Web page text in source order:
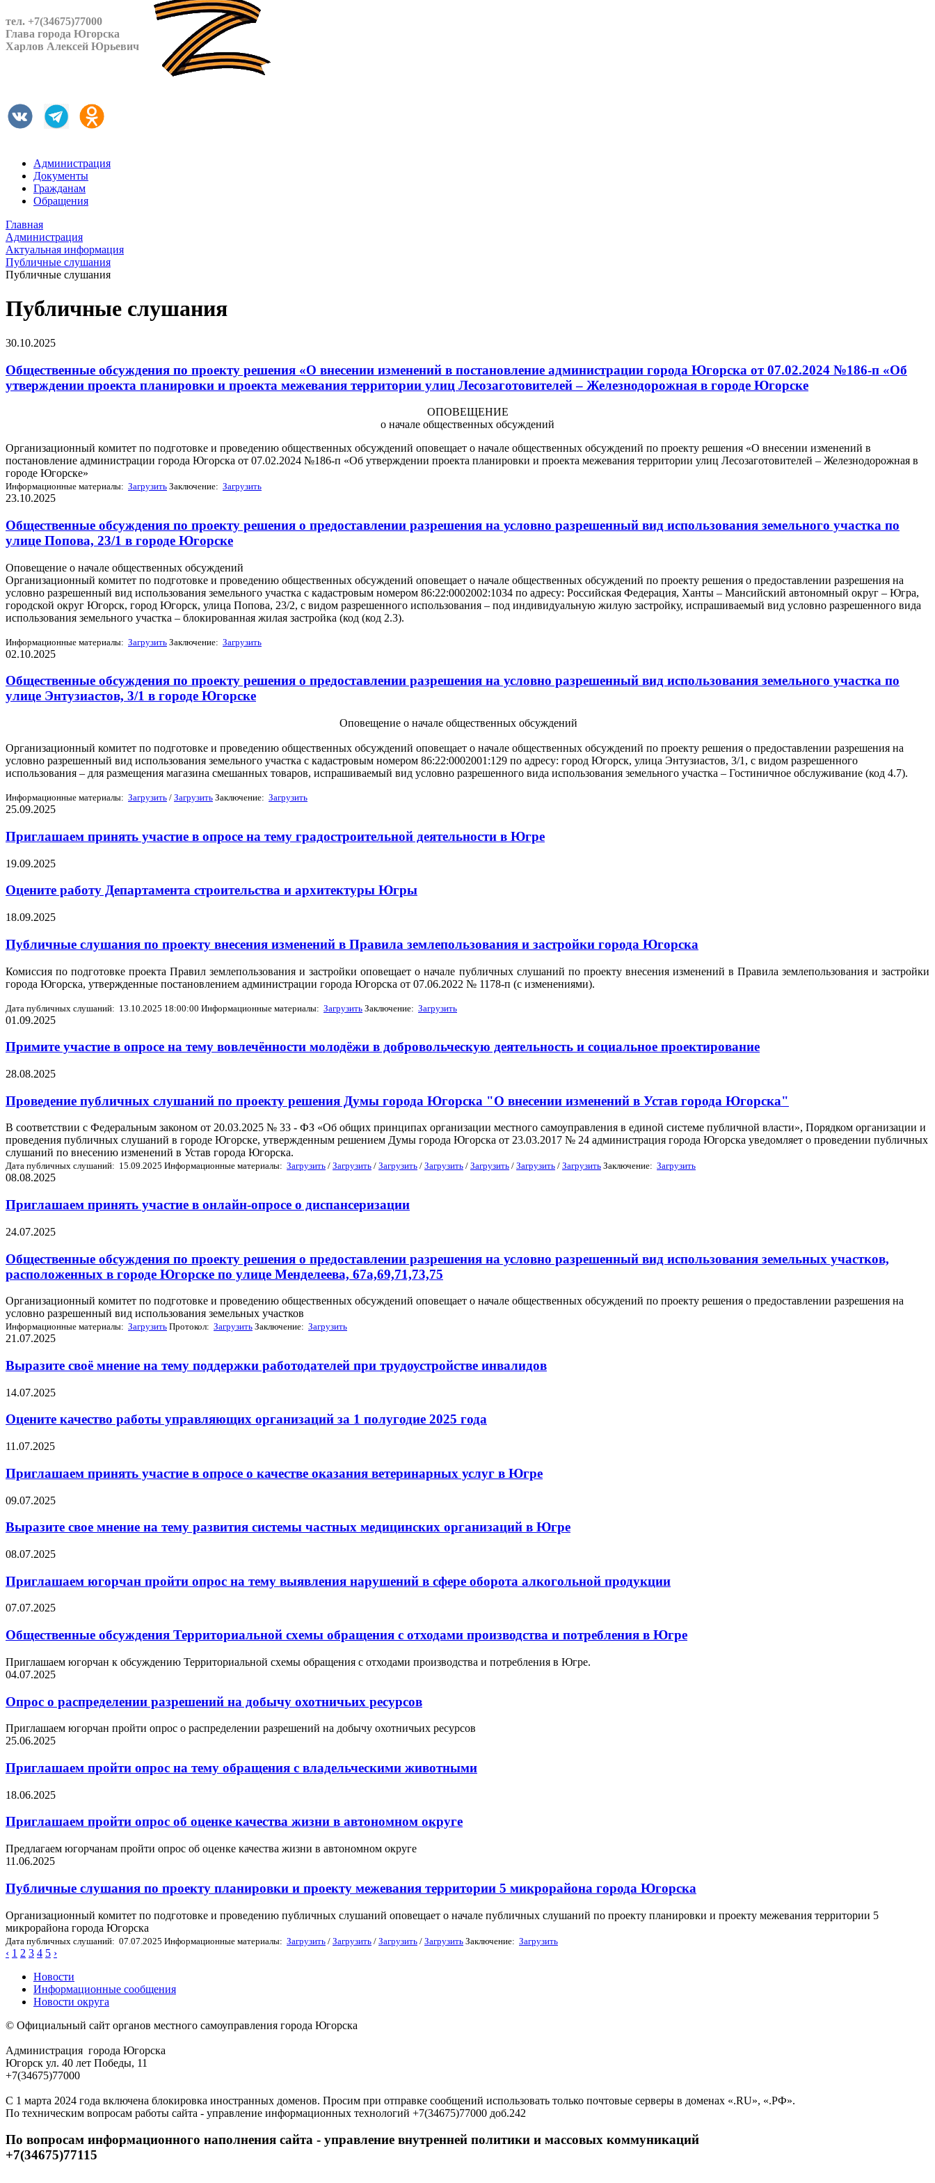
тел. +7(34675)77000
Глава города Югорска
Харлов Алексей Юрьевич
Администрация
Документы
Гражданам
Обращения
Главная
Администрация
Актуальная информация
Публичные слушания
Публичные слушания
Публичные слушания
30.10.2025
Общественные обсуждения по проекту решения «О внесении изменений в постановление администрации города Югорска от 07.02.2024 №186-п «Об
утверждении проекта планировки и проекта межевания территории улиц Лесозаготовителей – Железнодорожная в городе Югорске
ОПОВЕЩЕНИЕ
о начале общественных обсуждений
Организационный комитет по подготовке и проведению общественных обсуждений оповещает о начале общественных обсуждений по проекту решения «О внесении изменений в
постановление администрации города Югорска от 07.02.2024 №186-п «Об утверждении проекта планировки и проекта межевания территории улиц Лесозаготовителей – Железнодорожная в
городе Югорске»
Информационные материалы: Загрузить Заключение: Загрузить
23.10.2025
Общественные обсуждения по проекту решения о предоставлении разрешения на условно разрешенный вид использования земельного участка по
улице Попова, 23/1 в городе Югорске
Оповещение о начале общественных обсуждений
Организационный комитет по подготовке и проведению общественных обсуждений оповещает о начале общественных обсуждений по проекту решения о предоставлении разрешения на
условно разрешенный вид использования земельного участка с кадастровым номером 86:22:0002002:1034 по адресу: Российская Федерация, Ханты – Мансийский автономный округ – Югра,
городской округ Югорск, город Югорск, улица Попова, 23/2, с видом разрешенного использования – под индивидуальную жилую застройку, испрашиваемый вид условно разрешенного вида
использования земельного участка – блокированная жилая застройка (код (код 2.3).
Информационные материалы: Загрузить Заключение: Загрузить
02.10.2025
Общественные обсуждения по проекту решения о предоставлении разрешения на условно разрешенный вид использования земельного участка по
улице Энтузиастов, 3/1 в городе Югорске
Оповещение о начале общественных обсуждений
Организационный комитет по подготовке и проведению общественных обсуждений оповещает о начале общественных обсуждений по проекту решения о предоставлении разрешения на
условно разрешенный вид использования земельного участка с кадастровым номером 86:22:0002001:129 по адресу: город Югорск, улица Энтузиастов, 3/1, с видом разрешенного
использования – для размещения магазина смешанных товаров, испрашиваемый вид условно разрешенного вида использования земельного участка – Гостиничное обслуживание (код 4.7).
Информационные материалы: Загрузить / Загрузить Заключение: Загрузить
25.09.2025
Приглашаем принять участие в опросе на тему градостроительной деятельности в Югре
19.09.2025
Оцените работу Департамента строительства и архитектуры Югры
18.09.2025
Публичные слушания по проекту внесения изменений в Правила землепользования и застройки города Югорска
Комиссия по подготовке проекта Правил землепользования и застройки оповещает о начале публичных слушаний по проекту внесения изменений в Правила землепользования и застройки
города Югорска, утвержденные постановлением администрации города Югорска от 07.06.2022 № 1178-п (с изменениями).
Дата публичных слушаний: 13.10.2025 18:00:00 Информационные материалы: Загрузить Заключение: Загрузить
01.09.2025
Примите участие в опросе на тему вовлечённости молодёжи в добровольческую деятельность и социальное проектирование
28.08.2025
Проведение публичных слушаний по проекту решения Думы города Югорска "О внесении изменений в Устав города Югорска"
В соответствии с Федеральным законом от 20.03.2025 № 33 - ФЗ «Об общих принципах организации местного самоуправления в единой системе публичной власти», Порядком организации и
проведения публичных слушаний в городе Югорске, утвержденным решением Думы города Югорска от 23.03.2017 № 24 администрация города Югорска уведомляет о проведении публичных
слушаний по внесению изменений в Устав города Югорска.
Дата публичных слушаний: 15.09.2025 Информационные материалы: Загрузить / Загрузить / Загрузить / Загрузить / Загрузить / Загрузить / Загрузить Заключение: Загрузить
08.08.2025
Приглашаем принять участие в онлайн-опросе о диспансеризации
24.07.2025
Общественные обсуждения по проекту решения о предоставлении разрешения на условно разрешенный вид использования земельных участков,
расположенных в городе Югорске по улице Менделеева, 67а,69,71,73,75
Организационный комитет по подготовке и проведению общественных обсуждений оповещает о начале общественных обсуждений по проекту решения о предоставлении разрешения на
условно разрешенный вид использования земельных участков
Информационные материалы: Загрузить Протокол: Загрузить Заключение: Загрузить
21.07.2025
Выразите своё мнение на тему поддержки работодателей при трудоустройстве инвалидов
14.07.2025
Оцените качество работы управляющих организаций за 1 полугодие 2025 года
11.07.2025
Приглашаем принять участие в опросе о качестве оказания ветеринарных услуг в Югре
09.07.2025
Выразите свое мнение на тему развития системы частных медицинских организаций в Югре
08.07.2025
Приглашаем югорчан пройти опрос на тему выявления нарушений в сфере оборота алкогольной продукции
07.07.2025
Общественные обсуждения Территориальной схемы обращения с отходами производства и потребления в Югре
Приглашаем югорчан к обсуждению Территориальной схемы обращения с отходами производства и потребления в Югре.
04.07.2025
Опрос о распределении разрешений на добычу охотничьих ресурсов
Приглашаем югорчан пройти опрос о распределении разрешений на добычу охотничьих ресурсов
25.06.2025
Приглашаем пройти опрос на тему обращения с владельческими животными
18.06.2025
Приглашаем пройти опрос об оценке качества жизни в автономном округе
Предлагаем югорчанам пройти опрос об оценке качества жизни в автономном округе
11.06.2025
Публичные слушания по проекту планировки и проекту межевания территории 5 микрорайона города Югорска
Организационный комитет по подготовке и проведению публичных слушаний оповещает о начале публичных слушаний по проекту планировки и проекту межевания территории 5
микрорайона города Югорска
Дата публичных слушаний: 07.07.2025 Информационные материалы: Загрузить / Загрузить / Загрузить / Загрузить Заключение: Загрузить
‹ 1 2 3 4 5 ›
Новости
Информационные сообщения
Новости округа
© Официальный сайт органов местного самоуправления города Югорска
Администрация города Югорска
Югорск ул. 40 лет Победы, 11
+7(34675)77000
С 1 марта 2024 года включена блокировка иностранных доменов. Просим при отправке сообщений использовать только почтовые серверы в доменах «.RU», «.РФ».
По техническим вопросам работы сайта - управление информационных технологий +7(34675)77000 доб.242
По вопросам информационного наполнения сайта - управление внутренней политики и массовых коммуникаций
+7(34675)77115